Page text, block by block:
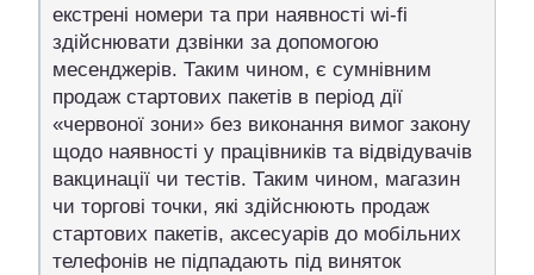
екстрені номери та при наявності wi-fi
здійснювати дзвінки за допомогою
месенджерів. Таким чином, є сумнівним
продаж стартових пакетів в період дії
«червоної зони» без виконання вимог закону
щодо наявності у працівників та відвідувачів
вакцинації чи тестів. Таким чином, магазин
чи торгові точки, які здійснюють продаж
стартових пакетів, аксесуарів до мобільних
телефонів не підпадають під виняток